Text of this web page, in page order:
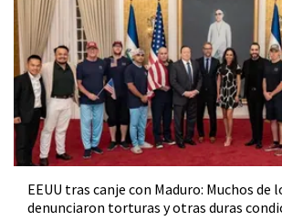
EEUU tras canje con Maduro: Muchos de
denunciaron torturas y otras duras